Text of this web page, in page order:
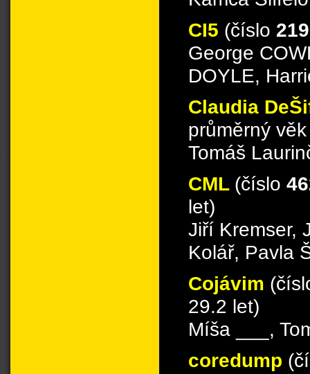
CI5 (číslo 219
George
DOYLE,
Claudia
průměrný
Tomáš
CML (číslo
let)
Jiří Kremser,
Kolář, Pavla
Cojávim
29.2 let)
Míša ___,
coredump